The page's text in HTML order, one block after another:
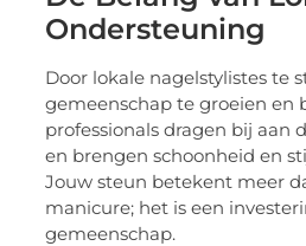
Ondersteuning
Door lokale nagelstylistes te
gemeenschap te groeien en
professionals dragen bij aan
en brengen schoonheid en
Jouw steun betekent meer
manicure; het is een
gemeenschap.